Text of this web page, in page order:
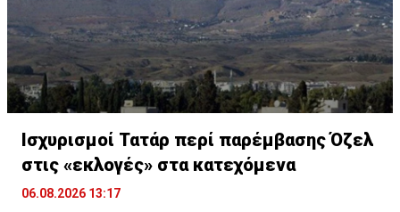
Ισχυρισμοί Τατάρ περί παρέμβασης Όζελ
στις «εκλογές» στα κατεχόμενα
06.08.2026 13:17